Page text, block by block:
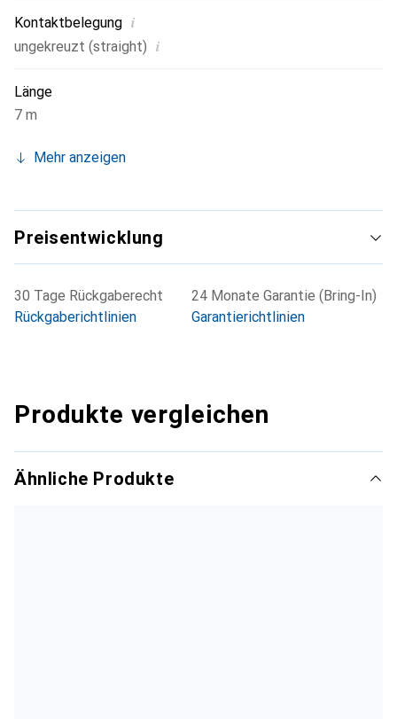
Kontaktbelegung i
ungekreuzt (straight) i
Länge
7 m
Mehr anzeigen
Preisentwicklung
30 Tage Rückgaberecht
Rückgaberichtlinien
24 Monate Garantie (Bring-In)
Garantierichtlinien
Produkte vergleichen
Ähnliche Produkte